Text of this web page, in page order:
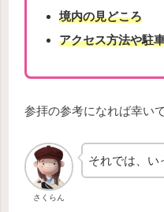
境内の見どころ
アクセス方法や駐
参拝の参考になれば幸いで
さくらん
それでは、い